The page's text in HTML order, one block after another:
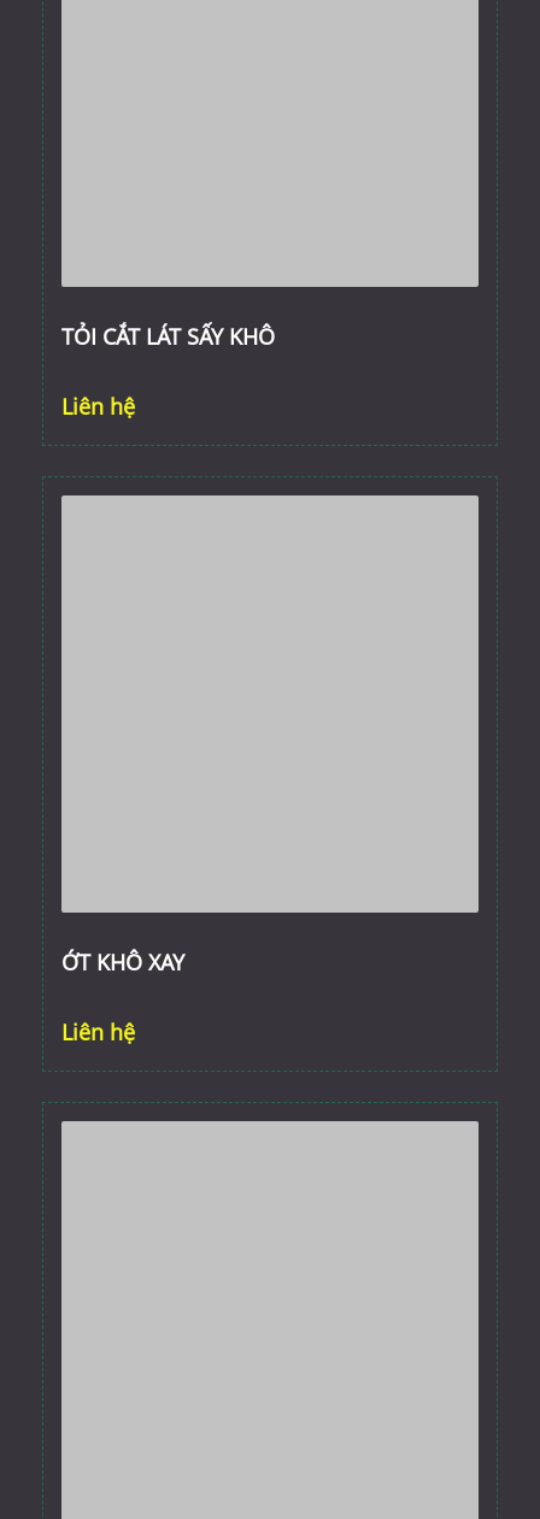
TỎI CẮT LÁT SẤY KHÔ
Liên hệ
ỚT KHÔ XAY
Liên hệ